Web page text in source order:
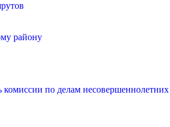
району
по делам